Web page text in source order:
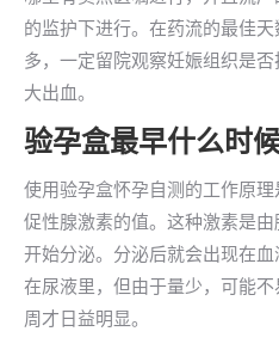
的监护下进行。在药流的最佳
多，一定留院观察妊娠组织是
大出血。
验孕盒最早什么时
使用验孕盒怀孕自测的工作原
促性腺激素的值。这种激素是
开始分泌。分泌后就会出现在
在尿液里，但由于量少，可能
周才日益明显。